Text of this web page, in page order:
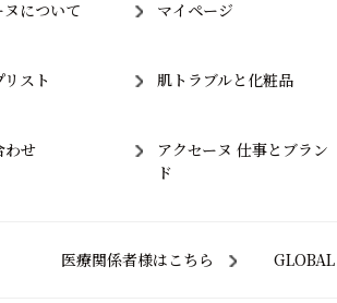
について マイページ
スト 肌トラブルと化粧品
わせ
アクセーヌ 仕事とブラン
ド
医療関係者様はこちら